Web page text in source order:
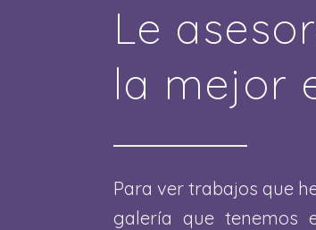
Le
la mejor
Para ver trabajos que
galería que tenemos